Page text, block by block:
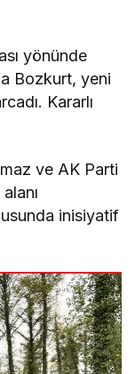
yönünde
Bozkurt, yeni
Kararlı
ve AK Parti
inisiyatif